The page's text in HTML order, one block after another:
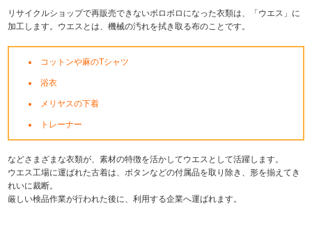
リサイクルショップで再販売できないボロボロになった衣類は、「ウエス」に
加工します。ウエスとは、機械の汚れを拭き取る布のことです。
コットンや麻のTシャツ
浴衣
メリヤスの下着
トレーナー
などさまざまな衣類が、素材の特徴を活かしてウエスとして活躍します。
ウエス工場に運ばれた古着は、ボタンなどの付属品を取り除き、形を揃えてき
れいに裁断。
厳しい検品作業が行われた後に、利用する企業へ運ばれます。